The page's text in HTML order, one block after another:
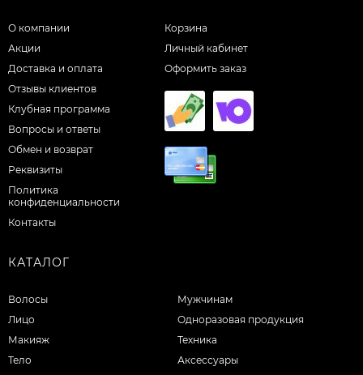
О компании
Акции
Доставка и оплата
Отзывы клиентов
Клубная программа
Вопросы и ответы
Обмен и возврат
Реквизиты
Политика
конфиденциальности
Контакты
Корзина
Личный кабинет
Оформить заказ
КАТАЛОГ
Волосы
Лицо
Макияж
Тело
Мужчинам
Одноразовая продукция
Техника
Аксессуары